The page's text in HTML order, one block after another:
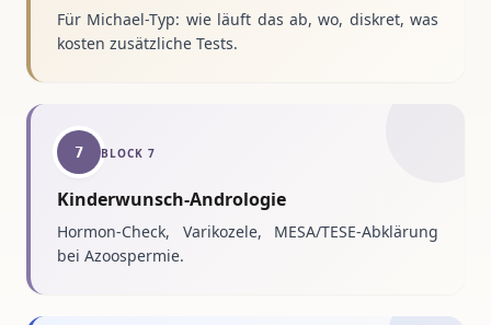
Für Michael-Typ: wie läuft das ab, wo, diskret, was
kosten zusätzliche Tests.
7 BLOCK 7
Kinderwunsch-Andrologie
Hormon-Check, Varikozele, MESA/TESE-Abklärung
bei Azoospermie.